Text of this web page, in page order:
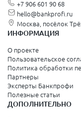
Видное
Зеленоград
Санкт-Петербург и
Колпино
Санкт-Петербург
+7 906 601 90 68
hello@bankprofi.ru
Москва, посёлок
ИНФОРМАЦИЯ
О проекте
Пользовательское
Политика обработки
Партнеры
Эксперты Банкпрофи
Полезные статьи
ДОПОЛНИТЕЛЬНО